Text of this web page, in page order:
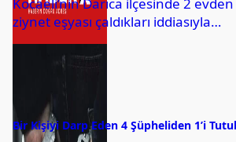
ziynet eşyası çaldıkları iddiasıyla
gözaltına alınan 3 şüpheli
Emniyet Müdürlüğünden yapılan...
Bir Kişiyi Darp Eden 4 Şüpheliden 1’i